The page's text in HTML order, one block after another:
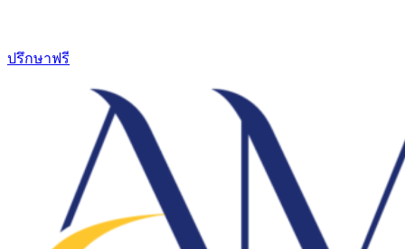
ปรึกษาฟรี